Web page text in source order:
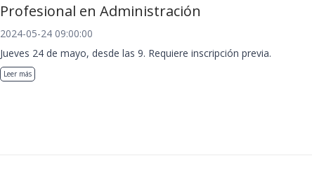
Profesional en Administración
2024-05-24 09:00:00
Jueves 24 de mayo, desde las 9. Requiere inscripción previa.
Leer más